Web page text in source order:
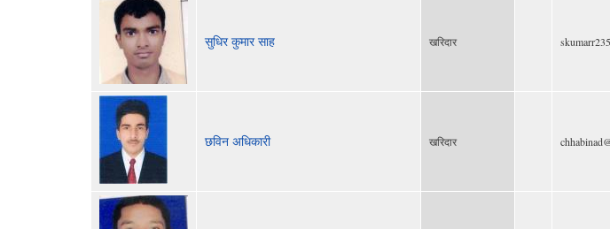
सुधिर कुमार साह खरिदार
छविन अधिकारी खरिदार